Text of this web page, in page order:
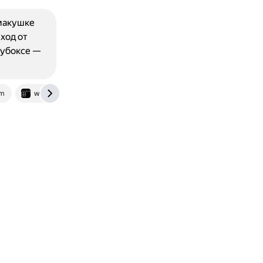
www.hitekgroup.ru
от
—